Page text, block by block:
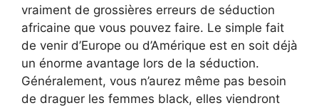
vraiment de grossières erreurs de séduction
africaine que vous pouvez faire. Le simple fait
de venir d’Europe ou d’Amérique est en soit déjà
un énorme avantage lors de la séduction.
Généralement, vous n’aurez même pas besoin
de draguer les femmes black, elles viendront